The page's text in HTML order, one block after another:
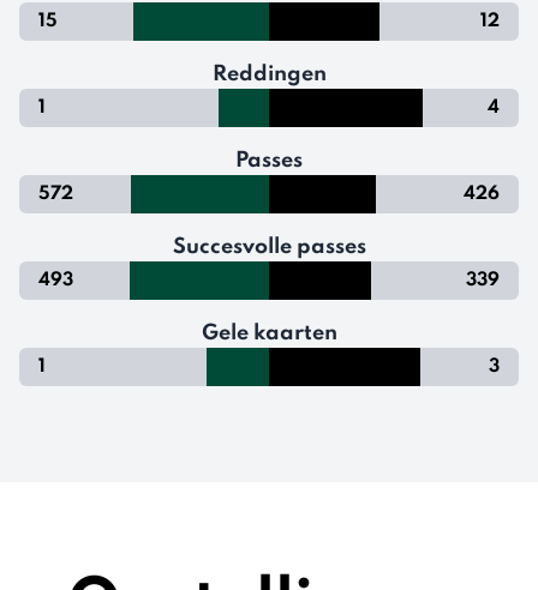
15 12
Reddingen
1 4
Passes
572 426
Succesvolle passes
493 339
Gele kaarten
1 3